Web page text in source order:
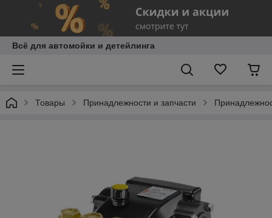
Всё для автомойки и детейлинга
Товары Принадлежности и запчасти